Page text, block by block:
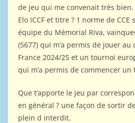
de jeu qui me convenait très bien.
Elo ICCF et titre ? 1 norme de
équipe du Mémorial Riva,
(5677) qui m’a permis de jouer
France 2024/25 et un tournoi
qui m’a permis de commencer
Que t’apporte le jeu par
en général ? une façon de sortir
plein d interdit.